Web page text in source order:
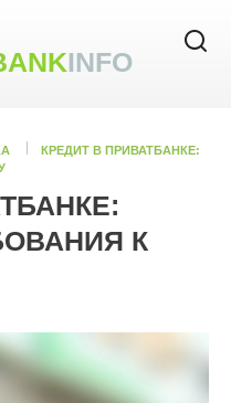
INFO
КРЕДИТ В ПРИВАТБАНКЕ:
К